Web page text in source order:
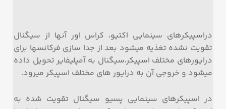
دراسپیکرهای سینمایی اکتیو، کراس اور آنها از سیگنال
تقویت نشده تغذیه میشود بعد از جدا سازی فرکانسها برای
درایورهای مختلف اسپیکر،سیگنال به آمپلیفایر تحویل داده
میشود و خروجی آن به درایور های مختلف اسپیکر میرود.
در اسپیکرهای سینمایی پسیو سیگنال تقویت شده به